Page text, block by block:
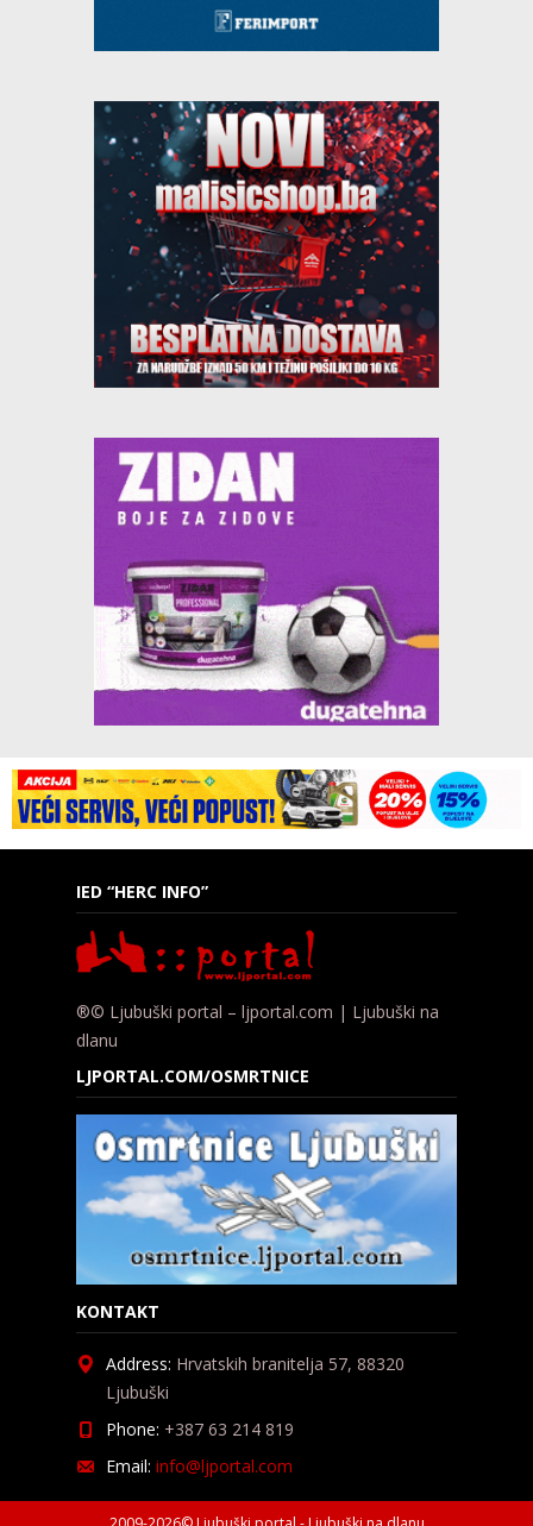
IED “HERC INFO”
®© Ljubuški portal – ljportal.com | Ljubuški na
dlanu
LJPORTAL.COM/OSMRTNICE
KONTAKT
Address: Hrvatskih branitelja 57, 88320
Ljubuški
Phone: +387 63 214 819
Email: info@ljportal.com